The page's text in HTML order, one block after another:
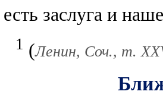
есть заслуга и
1 (Ленин, Соч., т.